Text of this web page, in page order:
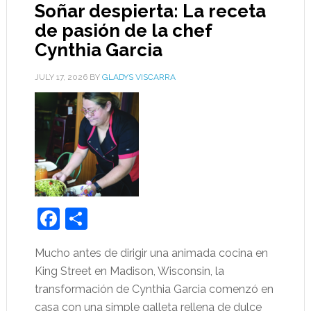
Soñar despierta: La receta
de pasión de la chef
Cynthia Garcia
JULY 17, 2026BY GLADYS VISCARRA
Facebook
Share
Mucho antes de dirigir una animada cocina en
King Street en Madison, Wisconsin, la
transformación de Cynthia Garcia comenzó en
casa con una simple galleta rellena de dulce